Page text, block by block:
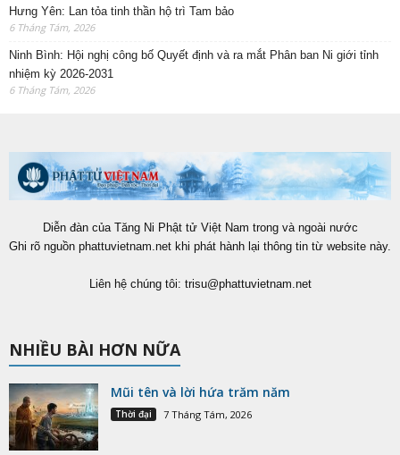
Hưng Yên: Lan tỏa tinh thần hộ trì Tam bảo
6 Tháng Tám, 2026
Ninh Bình: Hội nghị công bố Quyết định và ra mắt Phân ban Ni giới tỉnh
nhiệm kỳ 2026-2031
6 Tháng Tám, 2026
Diễn đàn của Tăng Ni Phật tử Việt Nam trong và ngoài nước
Ghi rõ nguồn phattuvietnam.net khi phát hành lại thông tin từ website này.
Liên hệ chúng tôi: trisu@phattuvietnam.net
NHIỀU BÀI HƠN NỮA
Mũi tên và lời hứa trăm năm
Thời đại 7 Tháng Tám, 2026